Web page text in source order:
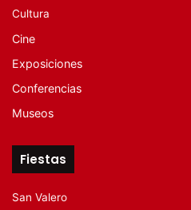
Cultura
Cine
Exposiciones
Conferencias
Museos
Fiestas
San Valero